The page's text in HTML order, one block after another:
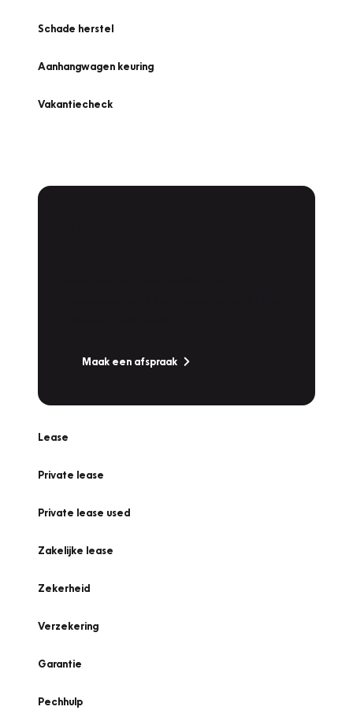
Schade herstel
Aanhangwagen keuring
Vakantiecheck
Maak een afspraak
Lease
Private lease
Private lease used
Zakelijke lease
Zekerheid
Verzekering
Garantie
Pechhulp